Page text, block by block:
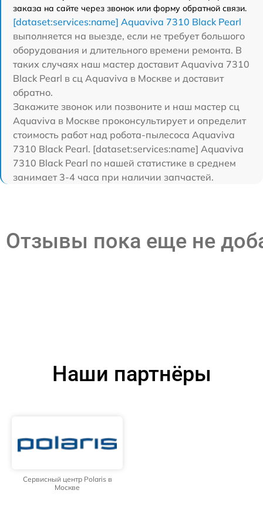
заказа на сайте через звонок или форму обратной связи.
[dataset:services:name] Aquaviva 7310 Black Pearl
выполняется на выезде, если не требует большого
оборудования и длительного времени ремонта. В
таких случаях наш мастер доставит Aquaviva 7310
Black Pearl в сц Aquaviva в Москве и доставит
обратно.
Закажите звонок или позвоните и наш мастер сц
Aquaviva в Москве проконсультирует и определит
стоимость работ над робота-пылесоса Aquaviva
7310 Black Pearl. [dataset:services:name] Aquaviva
7310 Black Pearl по нашей статистике в среднем
занимает 3-4 часа при наличии запчастей.
Отзывы пока еще не
Наши партнёры
Сервисный центр Polaris в
Москве